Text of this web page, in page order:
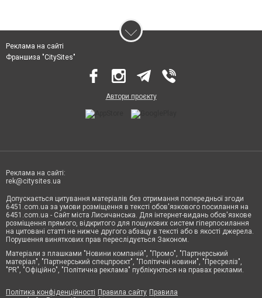
Реклама на сайті
Франшиза "CitySites"
Автори проєкту
Реклама на сайті:
rek@citysites.ua
Допускається цитування матеріалів без отримання попередньої згоди
6451.com.ua за умови розміщення в тексті обов'язкового посилання на
6451.com.ua - Сайт міста Лисичанська. Для інтернет-видань обов'язкове
розміщення прямого, відкритого для пошукових систем гіперпосилання
на цитовані статті не нижче другого абзацу в тексті або в якості джерела.
Порушення виняткових прав переслідується Законом.
Матеріали з плашками "Новини компаній", "Промо", "Партнерський
матеріал", "Партнерський спецпроєкт", "Політичні новини", "Пресреліз",
"PR", "Офіційно", "Політична реклама" публікуються на правах реклами.
Політика конфіденційності Правила сайту Правила